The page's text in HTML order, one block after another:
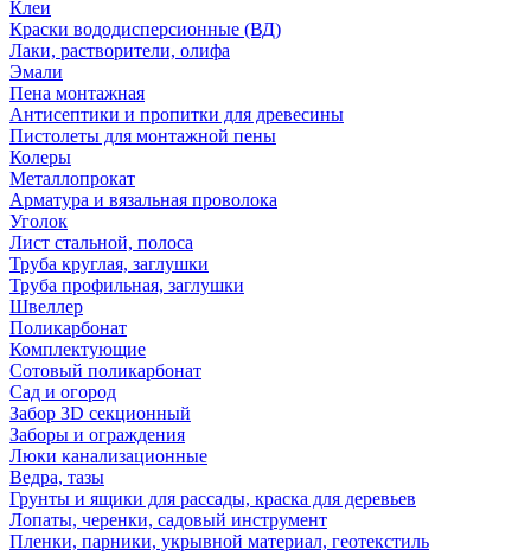
Клеи
Краски вододисперсионные (ВД)
Лаки, растворители, олифа
Эмали
Пена монтажная
Антисептики и пропитки для древесины
Пистолеты для монтажной пены
Колеры
Металлопрокат
Арматура и вязальная проволока
Уголок
Лист стальной, полоса
Труба круглая, заглушки
Труба профильная, заглушки
Швеллер
Поликарбонат
Комплектующие
Сотовый поликарбонат
Сад и огород
Забор 3D секционный
Заборы и ограждения
Люки канализационные
Ведра, тазы
Грунты и ящики для рассады, краска для деревьев
Лопаты, черенки, садовый инструмент
Пленки, парники, укрывной материал, геотекстиль